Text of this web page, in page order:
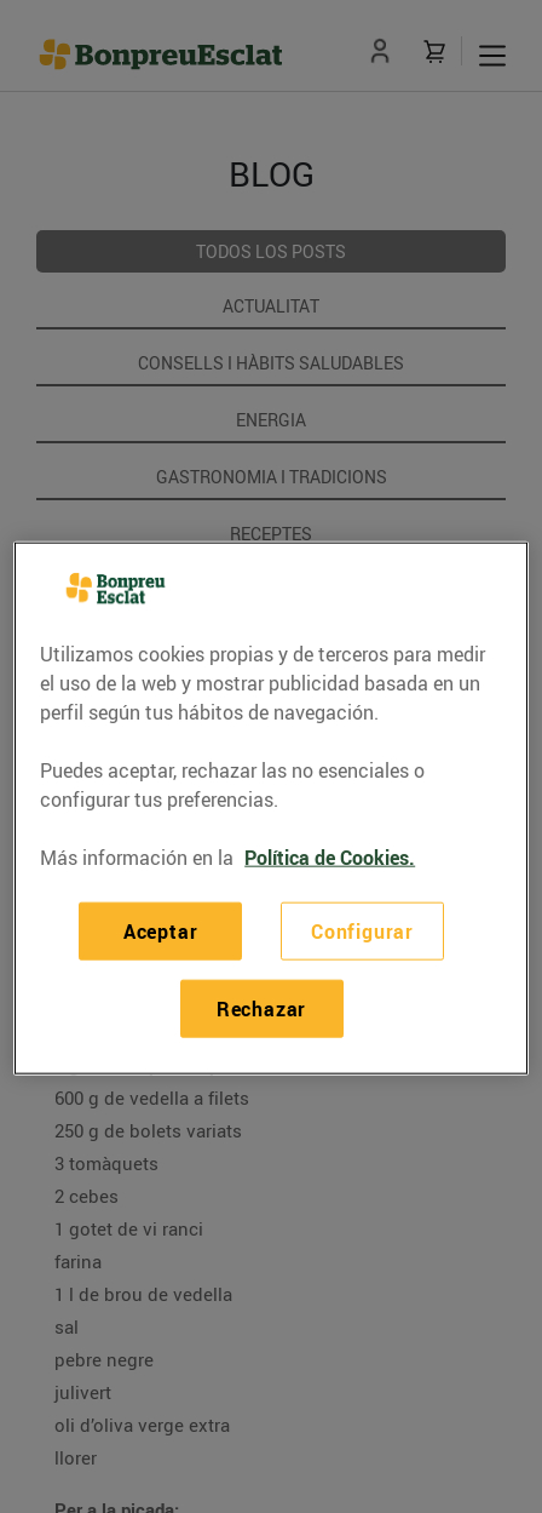
BLOG
TODOS LOS POSTS
ACTUALITAT
CONSELLS I HÀBITS SALUDABLES
ENERGIA
GASTRONOMIA I TRADICIONS
RECEPTES
Fricandó amb bolets
600 g de vedella a filets
250 g de bolets variats
3 tomàquets
2 cebes
1 gotet de vi ranci
farina
1 l de brou de vedella
sal
pebre negre
julivert
oli d’oliva verge extra
llorer
Utilizamos cookies propias y de terceros para medir
el uso de la web y mostrar publicidad basada en un
perfil según tus hábitos de navegación.
Puedes aceptar, rechazar las no esenciales o
configurar tus preferencias.
Más información en la Política de Cookies.
Configurar
Rechazar
Aceptar